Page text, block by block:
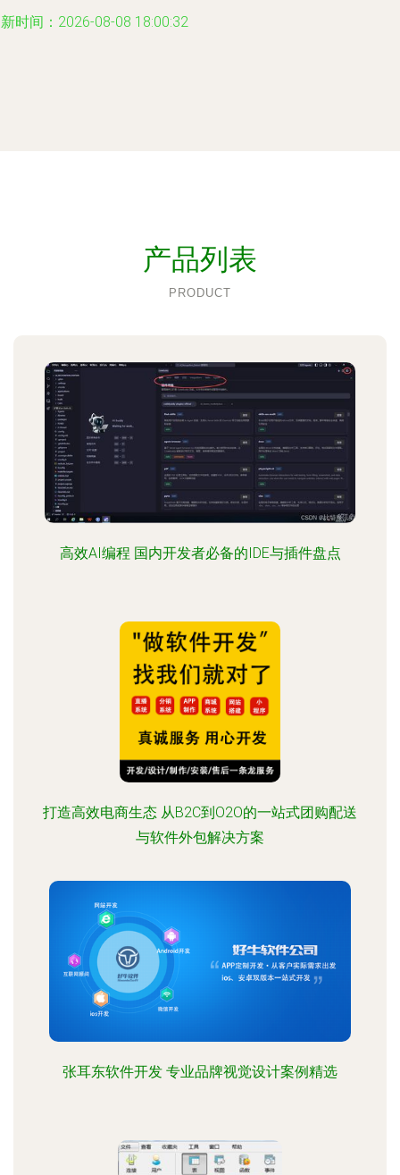
时间：2026-08-08 18:00:32
产品列表
PRODUCT
高效AI编程 国内开发者必备的IDE与插件盘点
打造高效电商生态 从B2C到O2O的一站式团购配送
与软件外包解决方案
张耳东软件开发 专业品牌视觉设计案例精选